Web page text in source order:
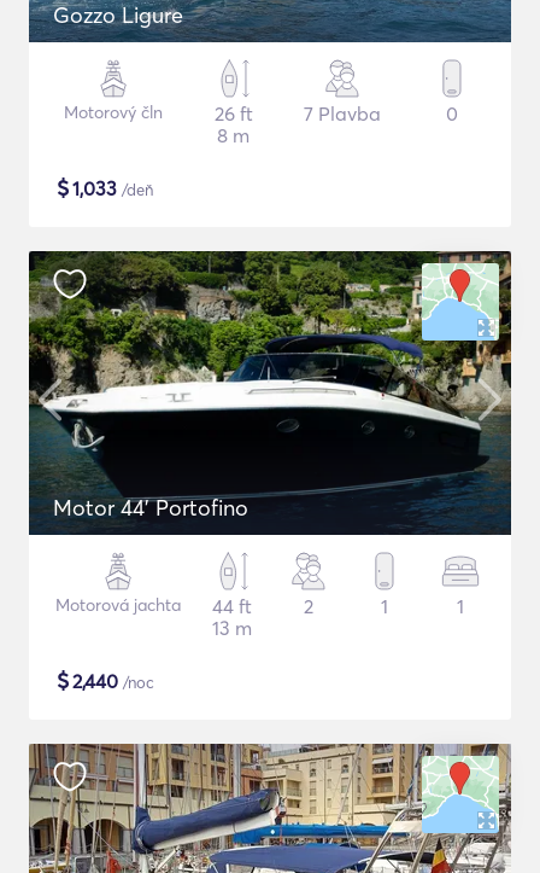
Gozzo Ligure
Motorový čln
26 ft
8 m
7 Plavba 0
$1,033 /deň
Motor 44' Portofino
Motorová jachta
44 ft
13 m
2 1 1
$2,440 /noc